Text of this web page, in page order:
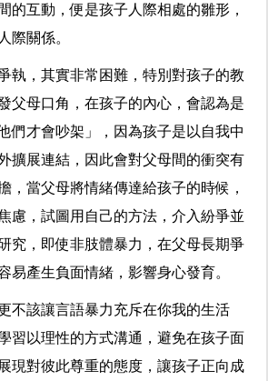
的互動，便是孩子人際相處的雛形，
際關係。
執，其實非常困難，特別對孩子的教
父母口角，在孩子的內心，會認為是
們才會吵架」，因為孩子是以自我中
擴展連結，因此會對父母間的衝突有
，當父母將情緒傳達給孩子的時候，
慮，試圖用自己的方法，介入紛爭並
究，即使非肢體暴力，在父母長期爭
易產生負面情緒，影響身心發育。
不該讓言語暴力充斥在你我的生活
習以理性的方式溝通，避免在孩子面
現對彼此尊重的態度，讓孩子正向成